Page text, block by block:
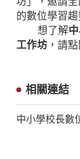
的數位學習
想了解
工作坊，請點
相關連結
中小學校長數